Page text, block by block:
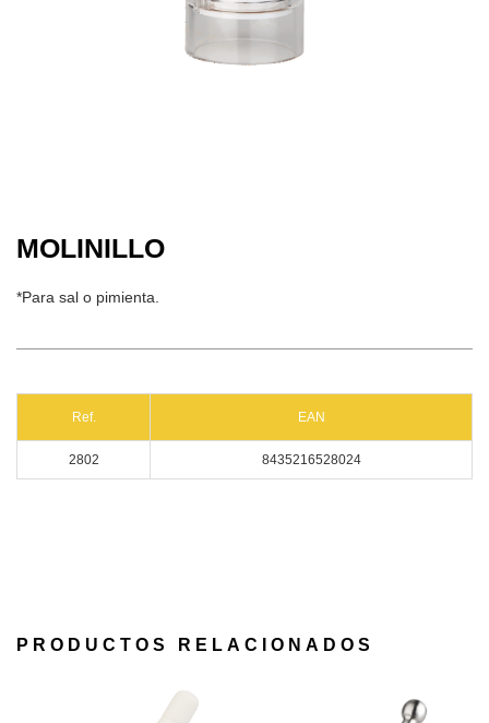
MOLINILLO
*Para sal o pimienta.
Ref. EAN
2802 8435216528024
PRODUCTOS RELACIONADOS